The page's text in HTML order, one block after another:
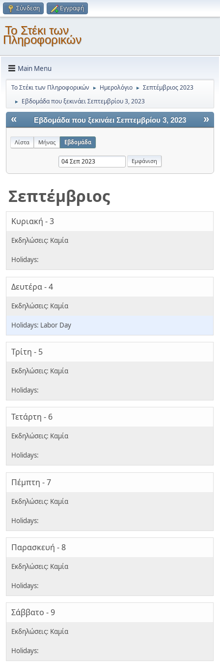
Σύνδεση Εγγραφή
Το Στέκι των
Πληροφορικών
Main Menu
Το Στέκι των Πληροφορικών ► Ημερολόγιο ► Σεπτέμβριος 2023
► Εβδομάδα που ξεκινάει Σεπτεμβρίου 3, 2023
« »
Εβδομάδα που ξεκινάει Σεπτεμβρίου 3, 2023
Λίστα Μήνας Εβδομάδα
Σεπτέμβριος
Κυριακή - 3
Δευτέρα - 4
Labor Day
Τρίτη - 5
Τετάρτη - 6
Πέμπτη - 7
Παρασκευή - 8
Σάββατο - 9